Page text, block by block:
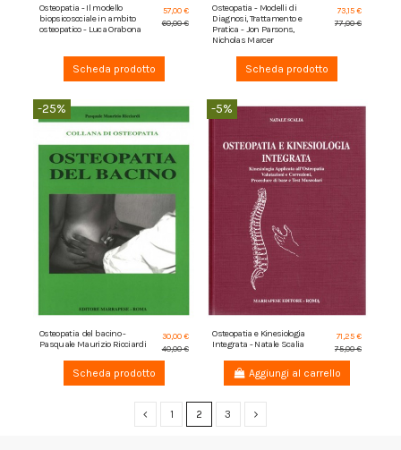
Osteopatia - Il modello
biopsicosociale in ambito
osteopatico - Luca Orabona
57,00 €
60,00 €
Scheda prodotto
Osteopatia - Modelli di
Diagnosi, Trattamento e
Pratica - Jon Parsons,
Nicholas Marcer
73,15 €
77,00 €
Scheda prodotto
-25%
Osteopatia del bacino -
Pasquale Maurizio Ricciardi
30,00 €
40,00 €
Scheda prodotto
-5%
Osteopatia e Kinesiologia
Integrata - Natale Scalia
71,25 €
75,00 €
Aggiungi al carrello
1 2 3